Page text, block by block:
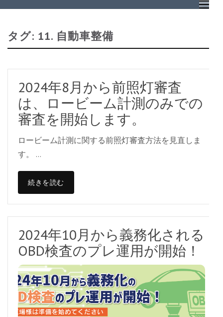
コ
ン
(Enter
自動車業界専門のメール情
タグ: 11. 自動車整備
2024年8月から前照灯審査
は、ロービーム計測のみでの
審査を開始します。
ロービーム計測に関する前照灯審査方法を見直しま
す。 …
続きを読む
2024年10月から義務化される
OBD検査のプレ運用が開始！